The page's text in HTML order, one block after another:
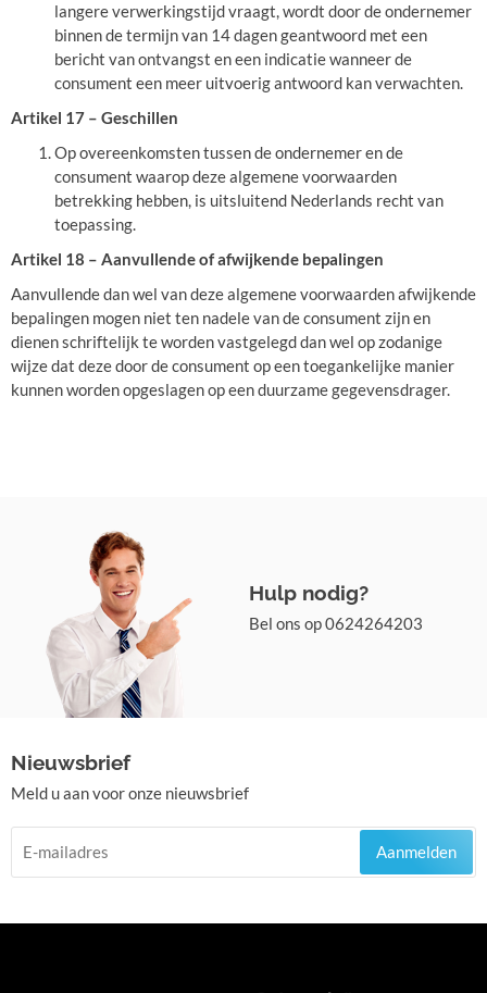
langere verwerkingstijd vraagt, wordt door de ondernemer
binnen de termijn van 14 dagen geantwoord met een
bericht van ontvangst en een indicatie wanneer de
consument een meer uitvoerig antwoord kan verwachten.
Artikel 17 – Geschillen
Op overeenkomsten tussen de ondernemer en de
consument waarop deze algemene voorwaarden
betrekking hebben, is uitsluitend Nederlands recht van
toepassing.
Artikel 18 – Aanvullende of afwijkende bepalingen
Aanvullende dan wel van deze algemene voorwaarden afwijkende
bepalingen mogen niet ten nadele van de consument zijn en
dienen schriftelijk te worden vastgelegd dan wel op zodanige
wijze dat deze door de consument op een toegankelijke manier
kunnen worden opgeslagen op een duurzame gegevensdrager.
Hulp nodig?
Bel ons op 0624264203
Nieuwsbrief
Meld u aan voor onze nieuwsbrief
Aanmelden